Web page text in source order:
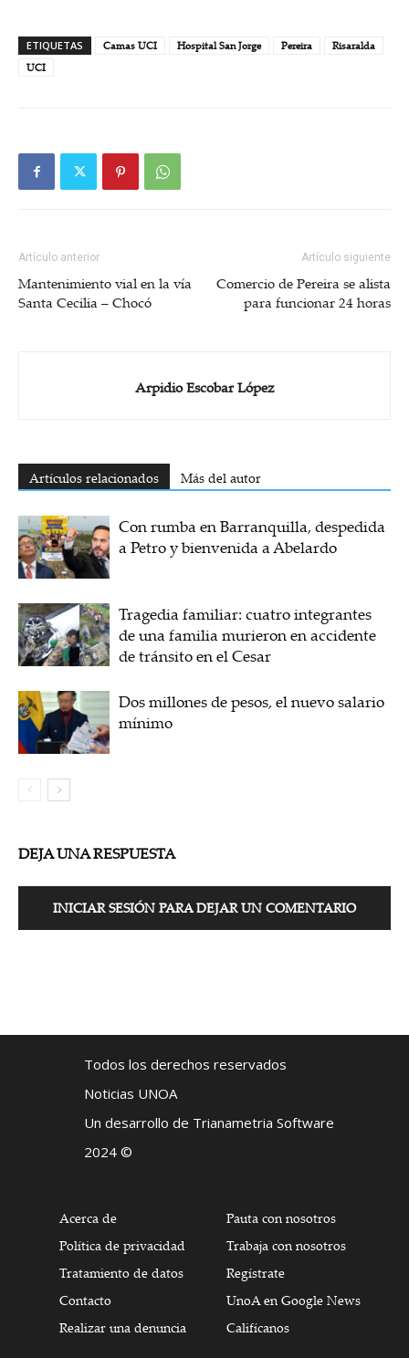
ETIQUETAS Camas UCI Hospital San Jorge Pereira
Risaralda
UCI
Artículo anterior
Mantenimiento vial en la vía
Santa Cecilia – Chocó
Artículo siguiente
Comercio de Pereira se alista
para funcionar 24 horas
Arpidio Escobar López
Artículos relacionados Más del autor
Con rumba en Barranquilla, despedida
a Petro y bienvenida a Abelardo
Tragedia familiar: cuatro integrantes
de una familia murieron en accidente
de tránsito en el Cesar
Dos millones de pesos, el nuevo salario
mínimo
DEJA UNA RESPUESTA
INICIAR SESIÓN PARA DEJAR UN COMENTARIO
Todos los derechos reservados
Noticias UNOA
Un desarrollo de Trianametria Software
2024 ©
Acerca de
Política de privacidad
Tratamiento de datos
Contacto
Realizar una denuncia
Pauta con nosotros
Trabaja con nosotros
Regístrate
UnoA en Google News
Califícanos